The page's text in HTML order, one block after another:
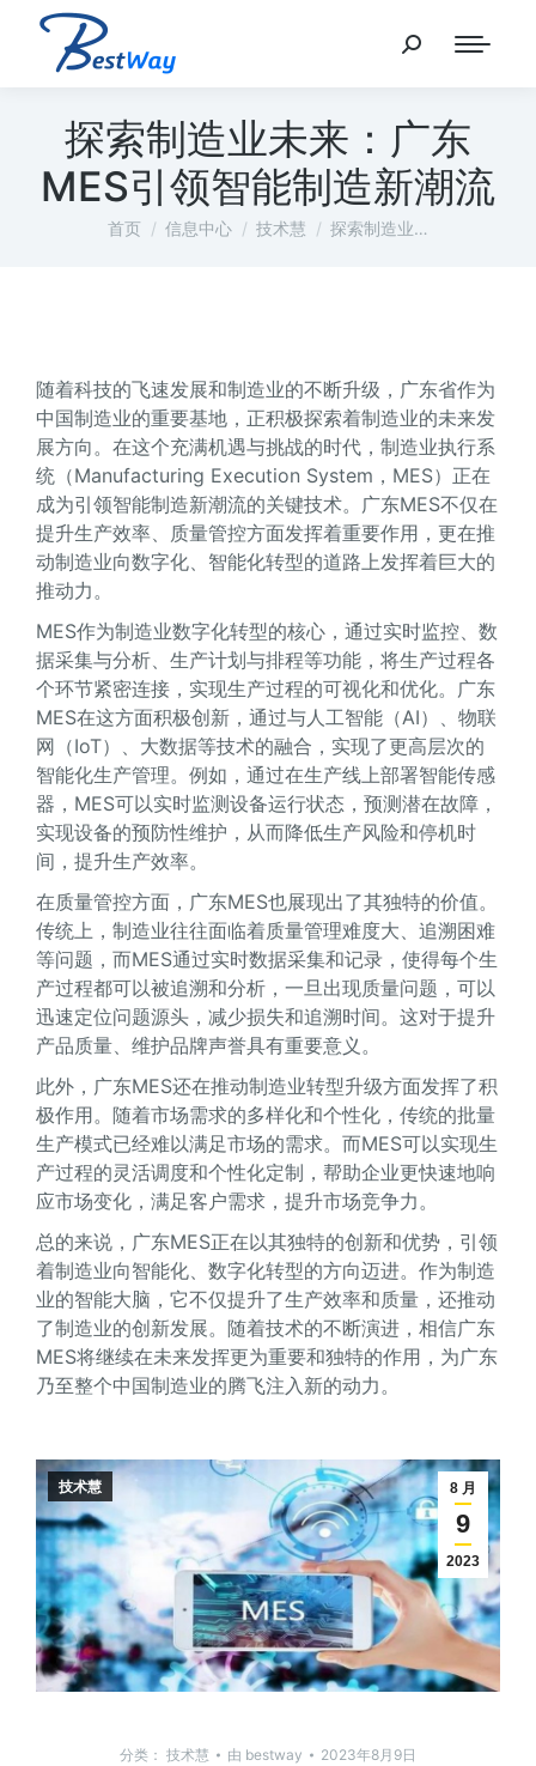
探索制造业未来：广东
MES引领智能制造新潮流
您在这里：
首页 信息中心 技术慧 探索制造业…
随着科技的飞速发展和制造业的不断升级，广东省作为
中国制造业的重要基地，正积极探索着制造业的未来发
展方向。在这个充满机遇与挑战的时代，制造业执行系
统（Manufacturing Execution System，MES）正在
成为引领智能制造新潮流的关键技术。广东MES不仅在
提升生产效率、质量管控方面发挥着重要作用，更在推
动制造业向数字化、智能化转型的道路上发挥着巨大的
推动力。
MES作为制造业数字化转型的核心，通过实时监控、数
据采集与分析、生产计划与排程等功能，将生产过程各
个环节紧密连接，实现生产过程的可视化和优化。广东
MES在这方面积极创新，通过与人工智能（AI）、物联
网（IoT）、大数据等技术的融合，实现了更高层次的
智能化生产管理。例如，通过在生产线上部署智能传感
器，MES可以实时监测设备运行状态，预测潜在故障，
实现设备的预防性维护，从而降低生产风险和停机时
间，提升生产效率。
在质量管控方面，广东MES也展现出了其独特的价值。
传统上，制造业往往面临着质量管理难度大、追溯困难
等问题，而MES通过实时数据采集和记录，使得每个生
产过程都可以被追溯和分析，一旦出现质量问题，可以
迅速定位问题源头，减少损失和追溯时间。这对于提升
产品质量、维护品牌声誉具有重要意义。
此外，广东MES还在推动制造业转型升级方面发挥了积
极作用。随着市场需求的多样化和个性化，传统的批量
生产模式已经难以满足市场的需求。而MES可以实现生
产过程的灵活调度和个性化定制，帮助企业更快速地响
应市场变化，满足客户需求，提升市场竞争力。
总的来说，广东MES正在以其独特的创新和优势，引领
着制造业向智能化、数字化转型的方向迈进。作为制造
业的智能大脑，它不仅提升了生产效率和质量，还推动
了制造业的创新发展。随着技术的不断演进，相信广东
MES将继续在未来发挥更为重要和独特的作用，为广东
乃至整个中国制造业的腾飞注入新的动力。
8 月
9
2023
技术慧
分类： 技术慧 由 bestway
2023年8月9日